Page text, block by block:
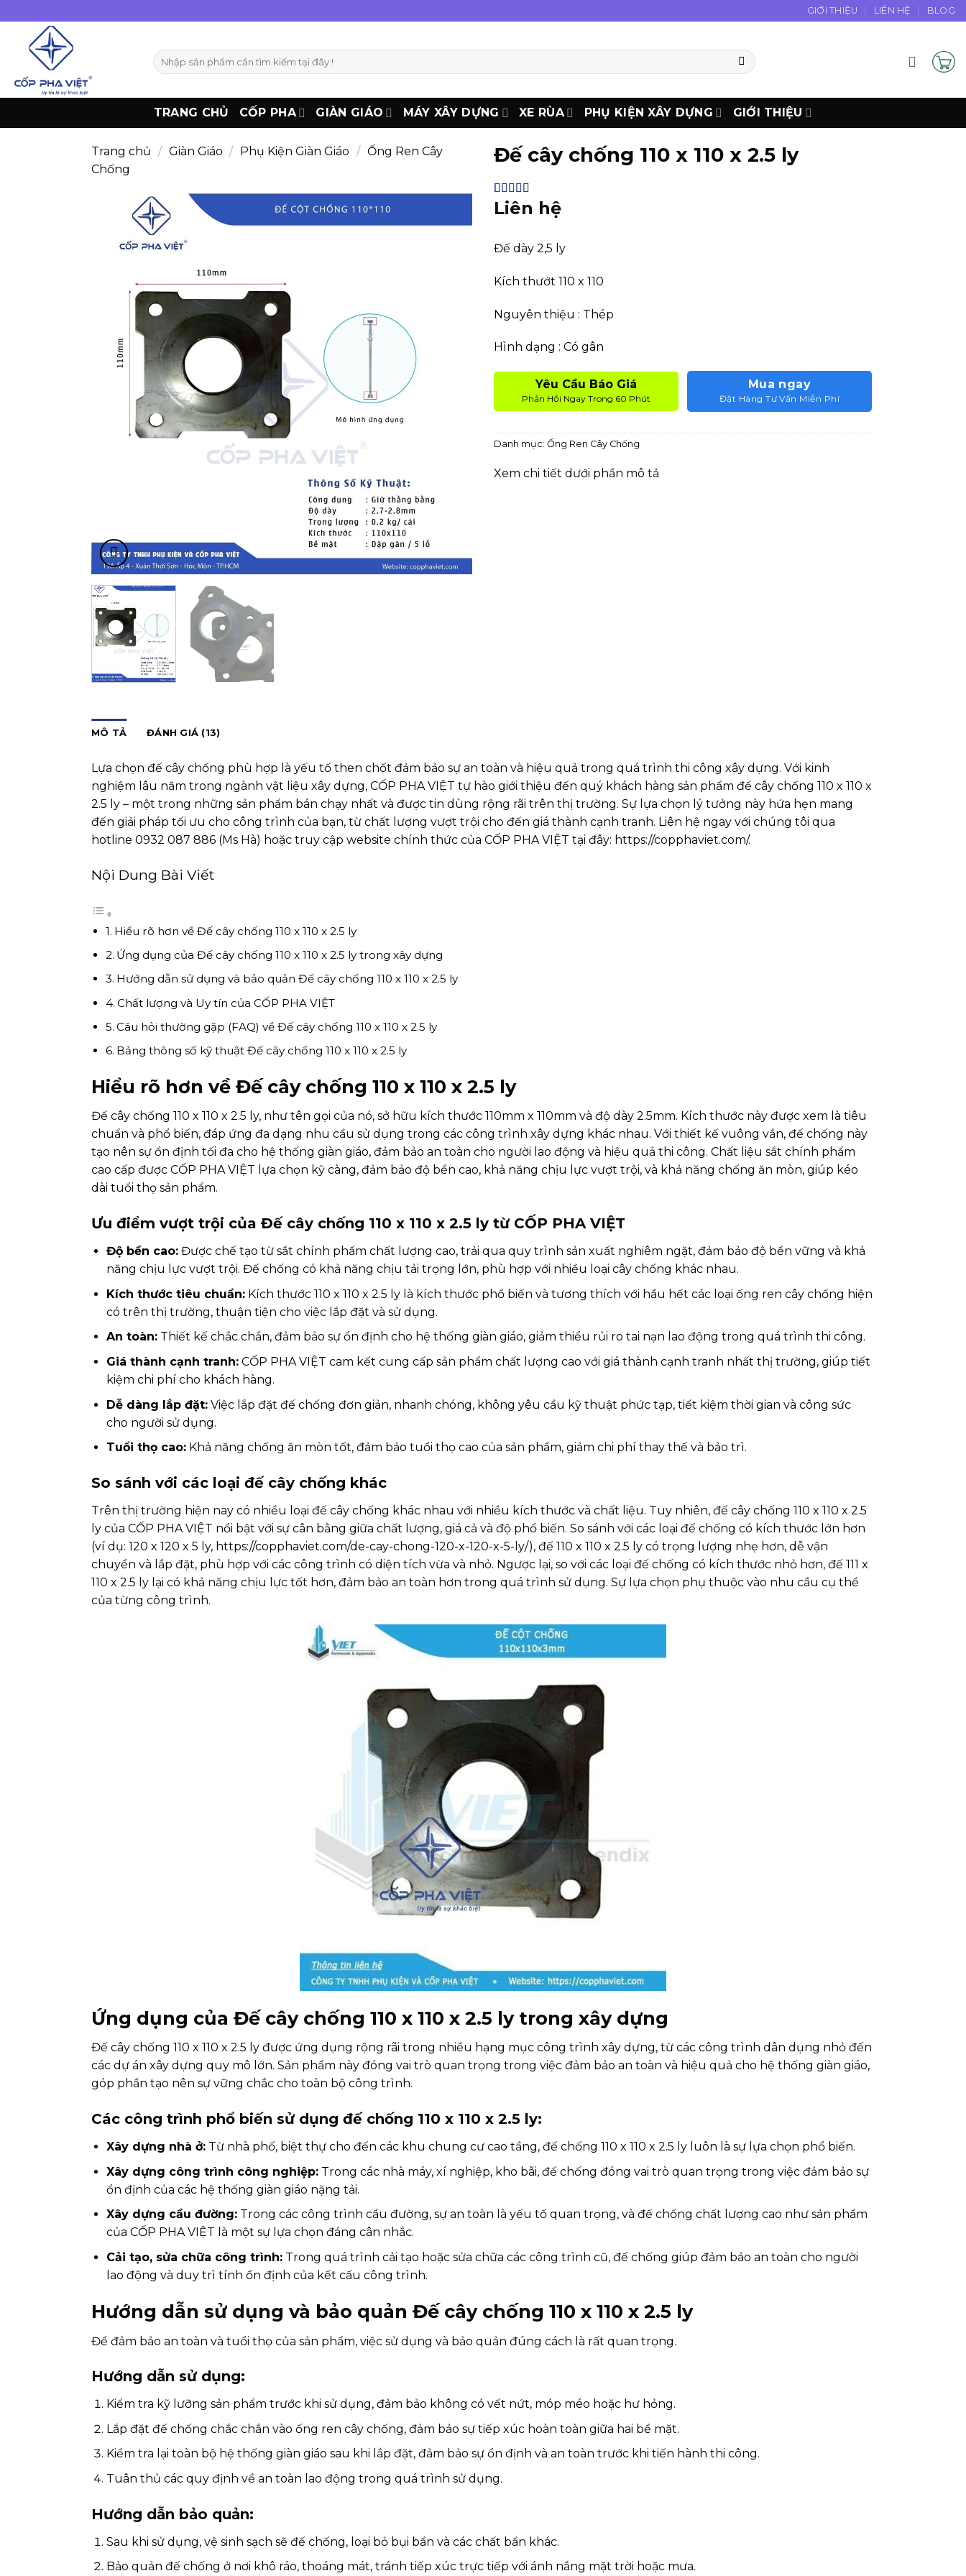
GIỚI THIỆU LIÊN HỆ BLOG
Tìm
kiếm:
TRANG CHỦ CỐP PHA GIÀN GIÁO MÁY XÂY DỰNG XE RÙA PHỤ KIỆN XÂY DỰNG GIỚI THIỆU
Trang chủ / Giàn Giáo / Phụ Kiện Giàn Giáo / Ống Ren Cây
Chống
Đế cây chống 110 x 110 x 2.5 ly
4.62trên 5
dựa trên
13
Liên hệ
Đế dày 2,5 ly
Kích thướt 110 x 110
Nguyên thiệu : Thép
Hình dạng : Có gân
Yêu Cầu Báo Giá
Phản Hồi Ngay Trong 60 Phút
Mua ngay
Đặt Hàng Tư Vấn Miễn Phí
Danh mục: Ống Ren Cây Chống
Xem chi tiết dưới phần mô tả
MÔ TẢ ĐÁNH GIÁ (13)
Lựa chọn đế cây chống phù hợp là yếu tố then chốt đảm bảo sự an toàn và hiệu quả trong quá trình thi công xây dựng. Với kinh
nghiệm lâu năm trong ngành vật liệu xây dựng, CỐP PHA VIỆT tự hào giới thiệu đến quý khách hàng sản phẩm đế cây chống 110 x 110 x
2.5 ly – một trong những sản phẩm bán chạy nhất và được tin dùng rộng rãi trên thị trường. Sự lựa chọn lý tưởng này hứa hẹn mang
đến giải pháp tối ưu cho công trình của bạn, từ chất lượng vượt trội cho đến giá thành cạnh tranh. Liên hệ ngay với chúng tôi qua
hotline 0932 087 886 (Ms Hà) hoặc truy cập website chính thức của CỐP PHA VIỆT tại đây: https://copphaviet.com/.
Nội Dung Bài Viết
Hiểu rõ hơn về Đế cây chống 110 x 110 x 2.5 ly
Ứng dụng của Đế cây chống 110 x 110 x 2.5 ly trong xây dựng
Hướng dẫn sử dụng và bảo quản Đế cây chống 110 x 110 x 2.5 ly
Chất lượng và Uy tín của CỐP PHA VIỆT
Câu hỏi thường gặp (FAQ) về Đế cây chống 110 x 110 x 2.5 ly
Bảng thông số kỹ thuật Đế cây chống 110 x 110 x 2.5 ly
Hiểu rõ hơn về Đế cây chống 110 x 110 x 2.5 ly
Đế cây chống 110 x 110 x 2.5 ly, như tên gọi của nó, sở hữu kích thước 110mm x 110mm và độ dày 2.5mm. Kích thước này được xem là tiêu
chuẩn và phổ biến, đáp ứng đa dạng nhu cầu sử dụng trong các công trình xây dựng khác nhau. Với thiết kế vuông vắn, đế chống này
tạo nên sự ổn định tối đa cho hệ thống giàn giáo, đảm bảo an toàn cho người lao động và hiệu quả thi công. Chất liệu sắt chính phẩm
cao cấp được CỐP PHA VIỆT lựa chọn kỹ càng, đảm bảo độ bền cao, khả năng chịu lực vượt trội, và khả năng chống ăn mòn, giúp kéo
dài tuổi thọ sản phẩm.
Ưu điểm vượt trội của Đế cây chống 110 x 110 x 2.5 ly từ CỐP PHA VIỆT
Độ bền cao:Được chế tạo từ sắt chính phẩm chất lượng cao, trải qua quy trình sản xuất nghiêm ngặt, đảm bảo độ bền vững và khả
năng chịu lực vượt trội. Đế chống có khả năng chịu tải trọng lớn, phù hợp với nhiều loại cây chống khác nhau.
Kích thước tiêu chuẩn:Kích thước 110 x 110 x 2.5 ly là kích thước phổ biến và tương thích với hầu hết các loại ống ren cây chống hiện
có trên thị trường, thuận tiện cho việc lắp đặt và sử dụng.
An toàn:Thiết kế chắc chắn, đảm bảo sự ổn định cho hệ thống giàn giáo, giảm thiểu rủi ro tai nạn lao động trong quá trình thi công.
Giá thành cạnh tranh:CỐP PHA VIỆT cam kết cung cấp sản phẩm chất lượng cao với giá thành cạnh tranh nhất thị trường, giúp tiết
kiệm chi phí cho khách hàng.
Dễ dàng lắp đặt:Việc lắp đặt đế chống đơn giản, nhanh chóng, không yêu cầu kỹ thuật phức tạp, tiết kiệm thời gian và công sức
cho người sử dụng.
Tuổi thọ cao:Khả năng chống ăn mòn tốt, đảm bảo tuổi thọ cao của sản phẩm, giảm chi phí thay thế và bảo trì.
So sánh với các loại đế cây chống khác
Trên thị trường hiện nay có nhiều loại đế cây chống khác nhau với nhiều kích thước và chất liệu. Tuy nhiên, đế cây chống 110 x 110 x 2.5
ly của CỐP PHA VIỆT nổi bật với sự cân bằng giữa chất lượng, giá cả và độ phổ biến. So sánh với các loại đế chống có kích thước lớn hơn
(ví dụ: 120 x 120 x 5 ly, https://copphaviet.com/de-cay-chong-120-x-120-x-5-ly/), đế 110 x 110 x 2.5 ly có trọng lượng nhẹ hơn, dễ vận
chuyển và lắp đặt, phù hợp với các công trình có diện tích vừa và nhỏ. Ngược lại, so với các loại đế chống có kích thước nhỏ hơn, đế 111 x
110 x 2.5 ly lại có khả năng chịu lực tốt hơn, đảm bảo an toàn hơn trong quá trình sử dụng. Sự lựa chọn phụ thuộc vào nhu cầu cụ thể
của từng công trình.
Ứng dụng của Đế cây chống 110 x 110 x 2.5 ly trong xây dựng
Đế cây chống 110 x 110 x 2.5 ly được ứng dụng rộng rãi trong nhiều hạng mục công trình xây dựng, từ các công trình dân dụng nhỏ đến
các dự án xây dựng quy mô lớn. Sản phẩm này đóng vai trò quan trọng trong việc đảm bảo an toàn và hiệu quả cho hệ thống giàn giáo,
góp phần tạo nên sự vững chắc cho toàn bộ công trình.
Các công trình phổ biến sử dụng đế chống 110 x 110 x 2.5 ly:
Xây dựng nhà ở:Từ nhà phố, biệt thự cho đến các khu chung cư cao tầng, đế chống 110 x 110 x 2.5 ly luôn là sự lựa chọn phổ biến.
Xây dựng công trình công nghiệp:Trong các nhà máy, xí nghiệp, kho bãi, đế chống đóng vai trò quan trọng trong việc đảm bảo sự
ổn định của các hệ thống giàn giáo nặng tải.
Xây dựng cầu đường:Trong các công trình cầu đường, sự an toàn là yếu tố quan trọng, và đế chống chất lượng cao như sản phẩm
của CỐP PHA VIỆT là một sự lựa chọn đáng cân nhắc.
Cải tạo, sửa chữa công trình:Trong quá trình cải tạo hoặc sửa chữa các công trình cũ, đế chống giúp đảm bảo an toàn cho người
lao động và duy trì tính ổn định của kết cấu công trình.
Hướng dẫn sử dụng và bảo quản Đế cây chống 110 x 110 x 2.5 ly
Để đảm bảo an toàn và tuổi thọ của sản phẩm, việc sử dụng và bảo quản đúng cách là rất quan trọng.
Hướng dẫn sử dụng:
Kiểm tra kỹ lưỡng sản phẩm trước khi sử dụng, đảm bảo không có vết nứt, móp méo hoặc hư hỏng.
Lắp đặt đế chống chắc chắn vào ống ren cây chống, đảm bảo sự tiếp xúc hoàn toàn giữa hai bề mặt.
Kiểm tra lại toàn bộ hệ thống giàn giáo sau khi lắp đặt, đảm bảo sự ổn định và an toàn trước khi tiến hành thi công.
Tuân thủ các quy định về an toàn lao động trong quá trình sử dụng.
Hướng dẫn bảo quản:
Sau khi sử dụng, vệ sinh sạch sẽ đế chống, loại bỏ bụi bẩn và các chất bẩn khác.
Bảo quản đế chống ở nơi khô ráo, thoáng mát, tránh tiếp xúc trực tiếp với ánh nắng mặt trời hoặc mưa.